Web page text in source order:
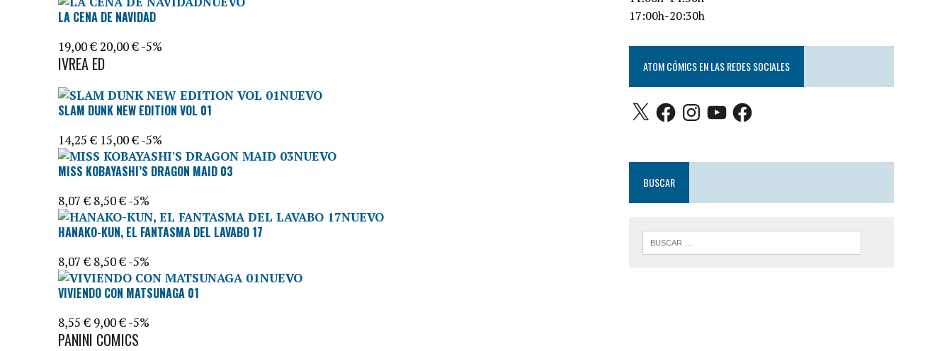
LA CENA DE NAVIDAD
19,00 €20,00 €-5%
IVREA ED
NUEVO
SLAM DUNK NEW EDITION VOL 01
14,25 € 15,00 €-5%
NUEVO
MISS KOBAYASHI’S DRAGON MAID 03
8,07 € 8,50 €-5%
NUEVO
HANAKO-KUN, EL FANTASMA DEL LAVABO 17
8,07 € 8,50 €-5%
NUEVO
VIVIENDO CON MATSUNAGA 01
8,55 € 9,00 €-5%
PANINI COMICS
17:00h-20:30h
ATOM CÓMICS EN LAS REDES SOCIALES
BUSCAR